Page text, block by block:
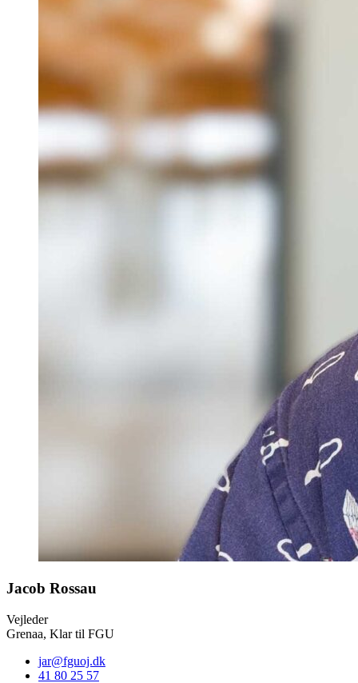
Jacob Rossau
Vejleder
Grenaa, Klar til FGU
jar@fguoj.dk
41 80 25 57